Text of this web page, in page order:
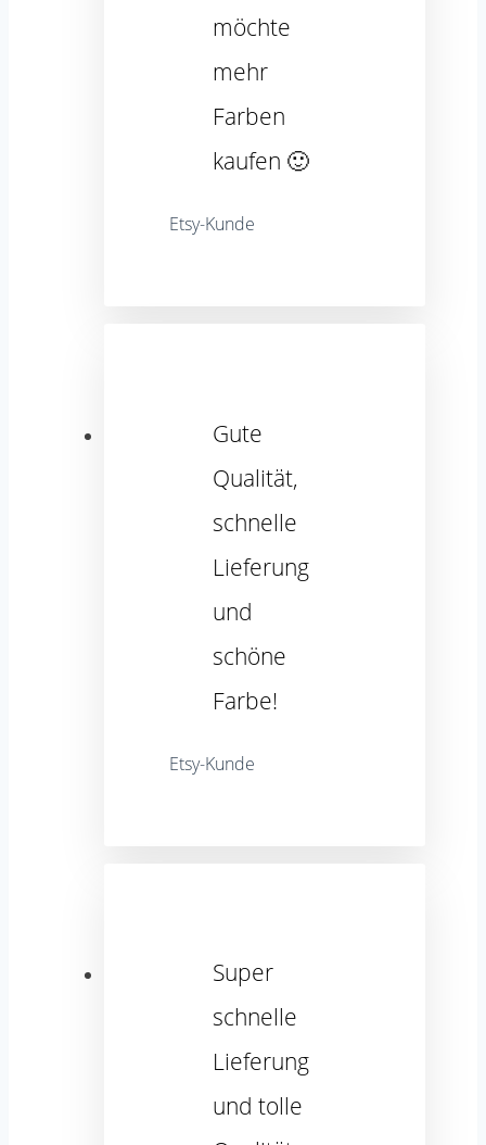
möchte
mehr
Farben
kaufen 🙂
Etsy-Kunde
Gute
Qualität,
schnelle
Lieferung
und
schöne
Farbe!
Etsy-Kunde
Super
schnelle
Lieferung
und tolle